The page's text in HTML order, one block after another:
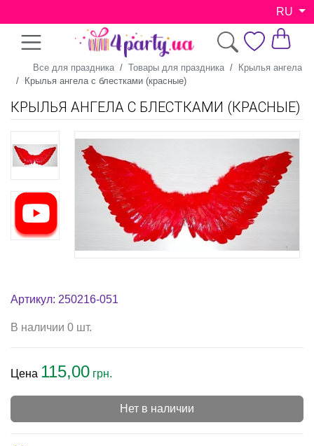
RU
Все для праздника Товары для праздника
Крылья ангела
Крылья ангела с блестками (красные)
КРЫЛЬЯ АНГЕЛА С БЛЕСТКАМИ (КРАСНЫЕ)
Артикул: 250216-051
В наличии 0 шт.
Цена 115,00 грн.
Нет в наличии